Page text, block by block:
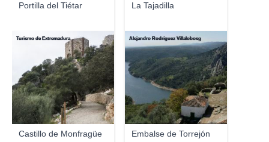
Portilla del Tiétar La Tajadilla
Castillo de Monfragüe
Turismo de Extremadura
Embalse de Torrejón
Alejandro Rodríguez Villalobosg